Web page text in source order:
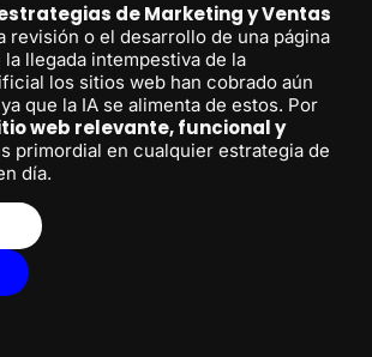
de Marketing y Ventas
revisión o el desarrollo de una página
llegada intempestiva de la
los sitios web han cobrado aún
que la IA se alimenta de estos. Por
web relevante, funcional y
primordial en cualquier estrategia de
día.